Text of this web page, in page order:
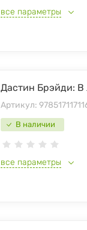
все параметры
В наличии
Дастин Брэйди: В
Артикул:
все параметры